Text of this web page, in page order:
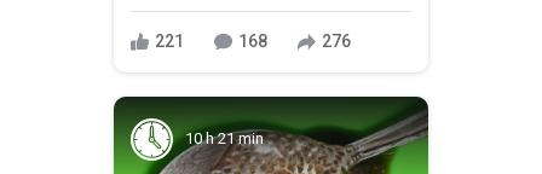
221 168 276
10 h 21 min